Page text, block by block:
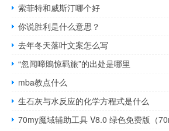
索菲特和威斯汀哪个好
你说胜利是什么意思？
去年冬天落叶文案怎么写
“忽闻啼鵙惊羁旅”的出处是哪里
mba教点什么
生石灰与水反应的化学方程式是什么